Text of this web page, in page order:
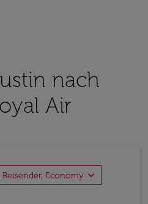
nach
Air
Reisender, Economy expand_more